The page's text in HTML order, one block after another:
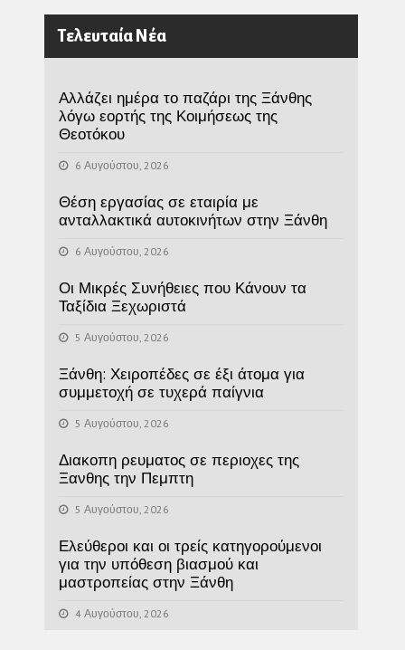
Τελευταία Νέα
Αλλάζει ημέρα το παζάρι της Ξάνθης
λόγω εορτής της Κοιμήσεως της
Θεοτόκου
6 Αυγούστου, 2026
Θέση εργασίας σε εταιρία με
ανταλλακτικά αυτοκινήτων στην Ξάνθη
6 Αυγούστου, 2026
Οι Μικρές Συνήθειες που Κάνουν τα
Ταξίδια Ξεχωριστά
5 Αυγούστου, 2026
Ξάνθη: Χειροπέδες σε έξι άτομα για
συμμετοχή σε τυχερά παίγνια
5 Αυγούστου, 2026
Διακοπη ρευματος σε περιοχες της
Ξανθης την Πεμπτη
5 Αυγούστου, 2026
Ελεύθεροι και οι τρείς κατηγορούμενοι
για την υπόθεση βιασμού και
μαστροπείας στην Ξάνθη
4 Αυγούστου, 2026